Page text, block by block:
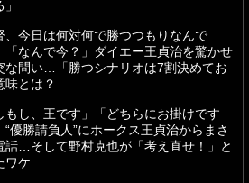
、今日は何対何で勝つつもりなんで
「なんで今？」ダイエー王貞治を驚かせ
な問い…「勝つシナリオは7割決めてお
味とは？
もし、王です」「どちらにお掛けです
“優勝請負人”にホークス王貞治からまさ
話…そして野村克也が「考え直せ！」と
ワケ